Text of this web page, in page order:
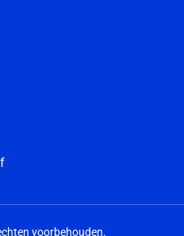
voorbehouden.